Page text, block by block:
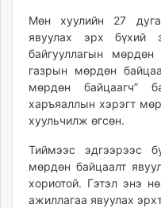
Мөн хуулийн 27
явуулах эрх бүхий
байгууллагын мөрдөн
газрын мөрдөн
мөрдөн байцаагч”
харъяаллын хэрэгт
хуульчилж өгсөн.
Тиймээс эдгээрээс
мөрдөн байцаалт
хориотой. Гэтэл энэ
ажиллагаа явуулах